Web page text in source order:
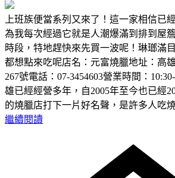
上班族便當系列又來了！這一家相信已
為我每次經過它就是人潮爆滿到排到屋
時段，特地趕快來先買一波呢！琳瑯滿
都想點來吃呢店名：元富燒臘地址：高
267號電話：07-3454603營業時間：
雄已經經營多年，自2005年至今也已經
的燒臘店打下一片好名聲，是許多人吃
繼續閱讀